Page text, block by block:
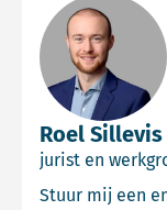
Roel
jurist en
Stuur mij een